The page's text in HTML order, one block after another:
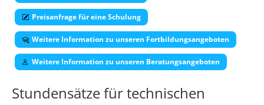
Preisanfrage für eine Schulung
Weitere Information zu unseren Fortbildungsangeboten
Weitere Information zu unseren Beratungsangeboten
Stundensätze für technischen